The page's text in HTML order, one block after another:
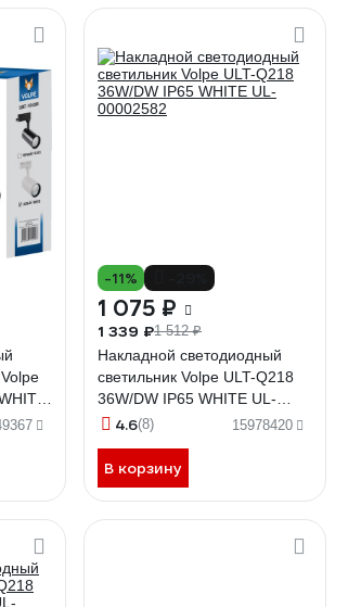
-11%
1 075 ₽
1 339 ₽1 512 ₽
Накладной светодиодный
светильник Volpe ULT-Q218
36W/DW IP65 WHITE UL-
00002582
4.6(8) 15978420
В корзину